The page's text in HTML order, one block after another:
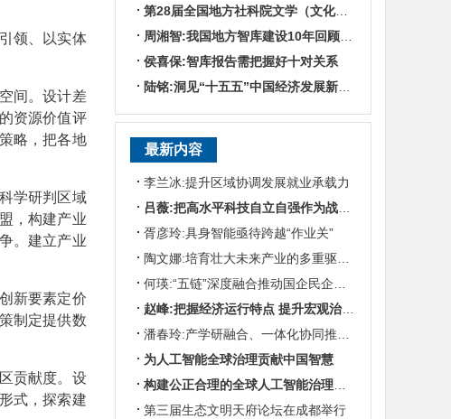
领、以实体
间。设计差
资源价值评
略，把各地
学研判区域
，构建产业
。建立产业
新要素定价
制定提供数
贡献度。设
式，探索建
第28届全国地方社科院文学（文化）所所长联席会暨“数智时代地方文化IP建设”学术研讨
周湘智:我国地方智库建设10年回顾与展望
侯喜保:智库报告需把握好十对关系
陆铭:洞见“十五五”中国经济发展新趋势——对话上海交通大学中国发展研究院执行院长陆铭
最新内容
李兰冰:提升区域协调发展就业承载力
吕薇:把高水平科技自立自强作为战略支撑
胥彦玲:具身智能亟待跨越“作业关”
陶文娜:培育壮大未来产业的多重驱动机制
何瑛:“五链”深度融合推动国企民企协同发展
赵峰:把握经济运行特点 提升宏观治理效能
潘春玲:产学研融合、一体化协同推动农业科技创新
为人工智能全球治理贡献中国智慧
构建公正合理的全球人工智能治理体系
第三届生态文明天府论坛在成都举行